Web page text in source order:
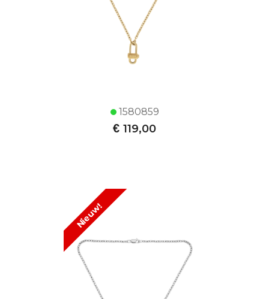
1580859
€ 119,00
Nieuw!